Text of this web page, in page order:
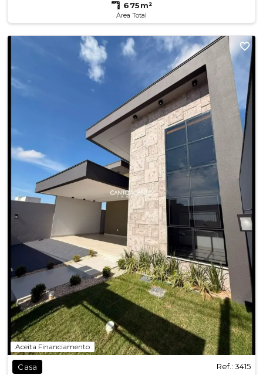
675m²
Área Total
Aceita Financiamento
Casa Ref.: 3415